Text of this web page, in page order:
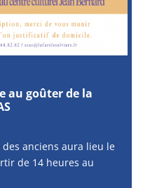
au goûter de la
des anciens aura lieu le
de 14 heures au